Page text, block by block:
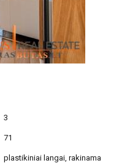
3
71
plastikiniai langai, rakinama